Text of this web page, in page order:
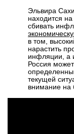
Эльвира
находится
сбивать
в том,
нарастить
инфляции, а
Россия
текущей
внимание на